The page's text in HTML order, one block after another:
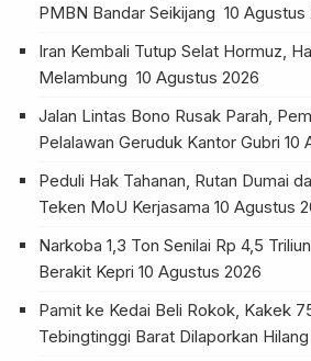
PMBN Bandar Seikijang 10 Agustus
Iran Kembali Tutup Selat Hormuz,
Melambung 10 Agustus 2026
Jalan Lintas Bono Rusak Parah,
Pelalawan Geruduk Kantor Gubri 10
Peduli Hak Tahanan, Rutan Dumai
Teken MoU Kerjasama 10 Agustus
Narkoba 1,3 Ton Senilai Rp 4,5
Berakit Kepri 10 Agustus 2026
Pamit ke Kedai Beli Rokok, Kakek
Tebingtinggi Barat Dilaporkan Hilang